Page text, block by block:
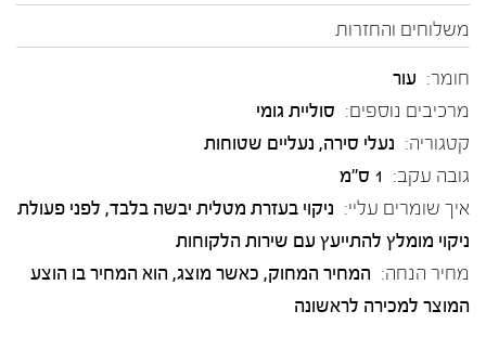
משלוחים והחזרות
חומר: עור
מרכיבים נוספים: סוליית גומי
קטגוריה: נעלי סירה, נעליים שטוחות
גובה עקב: 1 ס"מ
איך שומרים עליי: ניקוי בעזרת מטלית יבשה בלבד, לפני פעולת
ניקוי מומלץ להתייעץ עם שירות הלקוחות
מחיר הנחה: המחיר המחוק, כאשר מוצג, הוא המחיר בו הוצע
המוצר למכירה לראשונה